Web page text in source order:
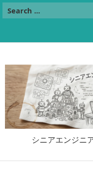
シニアエンジニ